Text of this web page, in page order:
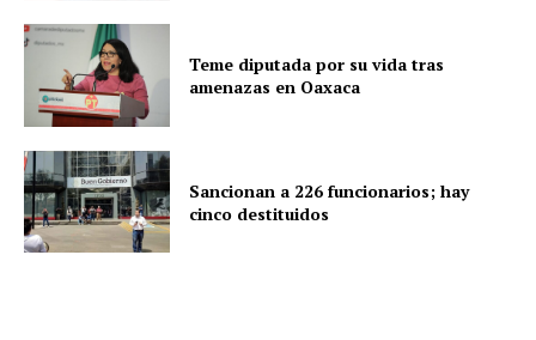
Teme diputada por su vida tras
amenazas en Oaxaca
Sancionan a 226 funcionarios; hay
cinco destituidos